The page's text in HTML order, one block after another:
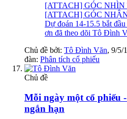
[ATTACH] GÓC
[ATTACH] GÓC
Dự đoán 14-15.5 bắt
ơn đã theo dõi Tô Đình
Chủ đề bởi: Tô Đình Văn, 9/5/
đàn: Phân tích cổ phiếu
Chủ đề
Mỗi ngày một cổ phiếu
ngắn hạn